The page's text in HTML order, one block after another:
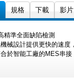
規格 下載 影片
精準全面缺陷檢測
械設計提供更快的速度
於智能工廠的MES串接